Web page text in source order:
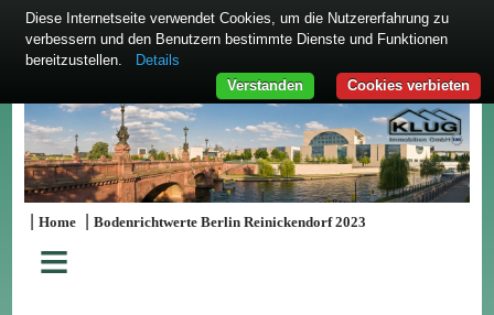
|Home |Bodenrichtwerte Berlin Reinickendorf 2023
≡
Diese Internetseite verwendet Cookies, um die Nutzererfahrung zu
verbessern und den Benutzern bestimmte Dienste und Funktionen
bereitzustellen.
Details
Cookies verbieten
Verstanden